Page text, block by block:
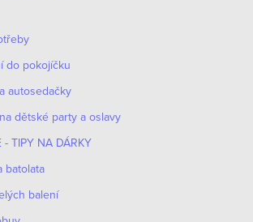
do pokojíčku
autosedačky
dětské party a oslavy
- TIPY NA DÁRKY
batolata
balení